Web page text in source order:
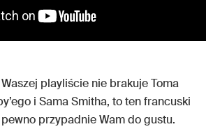
playliście nie brakuje Toma
i Sama Smitha, to ten francuski
przypadnie Wam do gustu.